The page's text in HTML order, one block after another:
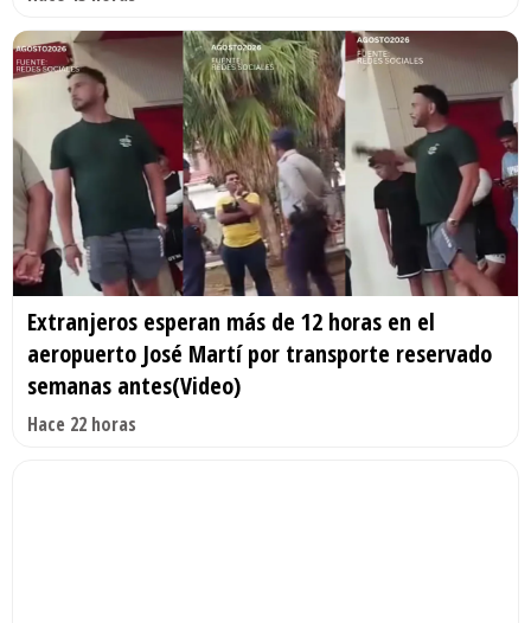
Extranjeros esperan más de 12 horas en el
aeropuerto José Martí por transporte reservado
semanas antes(Video)
Hace 22 horas